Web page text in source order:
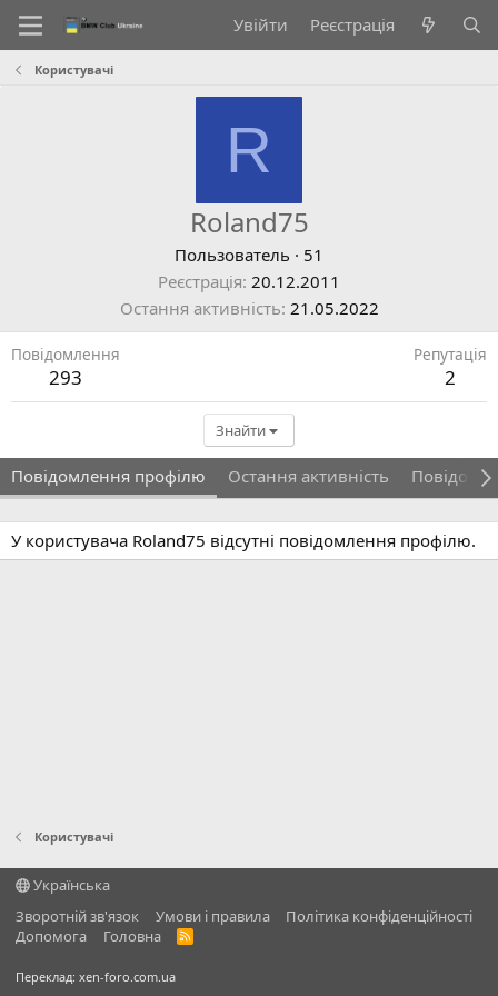
Увійти Реєстрація
Користувачі
R
Roland75
Пользователь · 51
Реєстрація 20.12.2011
Остання активність 21.05.2022
Повідомлення
293
Репутація
2
Знайти
Повідомлення профілю Остання активність
У користувача Roland75 відсутні повідомлення профілю.
Користувачі
Українська
Зворотній зв'язок
Умови і правила
Політика конфіденційності
Дoпoмoга
Головна
R
Переклад: xen-foro.com.ua